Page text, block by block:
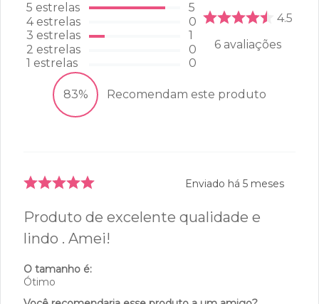
5 estrelas
4estrelas
3 estrelas
2 estrelas
1 estrelas
5
0
1
0
0
4.5
6avaliações
83% Recomendam este produto
Enviado há 5 meses
Produto de excelente qualidade e
lindo . Amei!
O tamanho é:
Ótimo